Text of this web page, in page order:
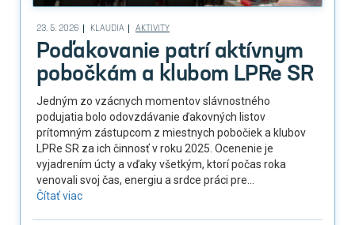
23. 5. 2026 KLAUDIA AKTIVITY
Poďakovanie patrí aktívnym
pobočkám a klubom LPRe SR
Jedným zo vzácnych momentov slávnostného
podujatia bolo odovzdávanie ďakovných listov
prítomným zástupcom z miestnych pobočiek a klubov
LPRe SR za ich činnosť v roku 2025. Ocenenie je
vyjadrením úcty a vďaky všetkým, ktorí počas roka
venovali svoj čas, energiu a srdce práci pre...
Čítať viac